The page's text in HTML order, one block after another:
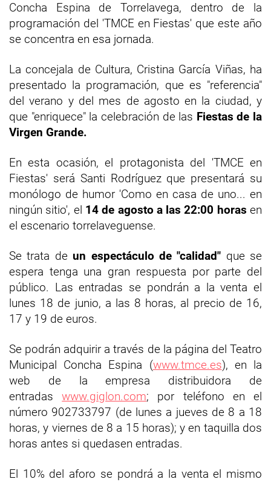
Concha Espina de Torrelavega, dentro de la
programación del 'TMCE en Fiestas' que este año
se concentra en esa jornada.
La concejala de Cultura, Cristina García Viñas, ha
presentado la programación, que es "referencia"
del verano y del mes de agosto en la ciudad, y
que "enriquece" la celebración de las Fiestas de la
Virgen Grande.
En esta ocasión, el protagonista del 'TMCE en
Fiestas' será Santi Rodríguez que presentará su
monólogo de humor 'Como en casa de uno... en
ningún sitio', el 14 de agosto a las 22:00 horas en
el escenario torrelaveguense.
Se trata de un espectáculo de "calidad" que se
espera tenga una gran respuesta por parte del
público. Las entradas se pondrán a la venta el
lunes 18 de junio, a las 8 horas, al precio de 16,
17 y 19 de euros.
Se podrán adquirir a través de la página del Teatro
Municipal Concha Espina (www.tmce.es), en la
web de la empresa distribuidora de
entradaswww.giglon.com; por teléfono en el
número 902733797 (de lunes a jueves de 8 a 18
horas, y viernes de 8 a 15 horas); y en taquilla dos
horas antes si quedasen entradas.
El 10% del aforo se pondrá a la venta el mismo